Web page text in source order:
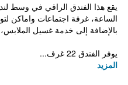
يقع هذا الفندق الراقي في وسط
الساعة، غرفة اجتماعات واماكن
بالإضافة إلى خدمة غسيل
يوفر الفندق 22 غرف...
المزيد